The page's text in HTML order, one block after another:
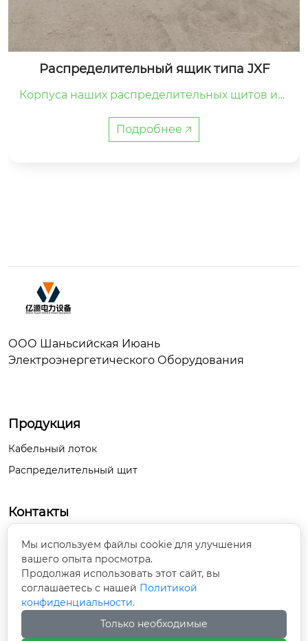
Распределительный ящик типа JXF
Корпуса наших распределительных щитов изг
5–2,0 мм с электростатическим напылением.Д
верцы оборудованы влагозащитными уплотн
Подробнее 🡥
ООО Шаньсийская Июань
Электроэнергетического Оборудования
Продукция
Кабельный лоток
Распределительный щит
Контакты

Внутри парка «Кайюань», проспект
Кайюань, посёлок Цзидянь, уезд Хугуань,
город Чанчжи, провинция Шаньси
 13666672595@139.com
Мы используем файлы cookie для улучшения
вашего опыта просмотра.
Продолжая использовать этот сайт, вы
соглашаетесь с нашей Политикой
конфиденциальности.
Только необходимые